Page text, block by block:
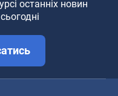
останніх новин